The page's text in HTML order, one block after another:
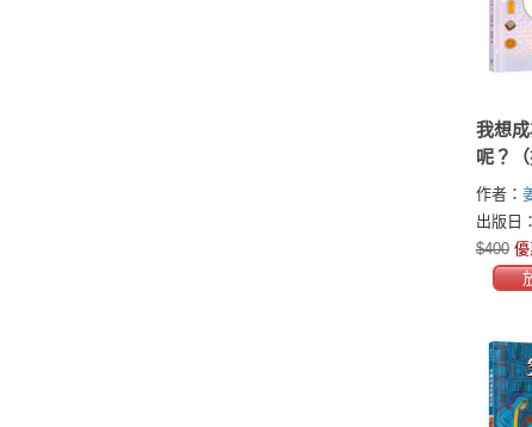
我想
呢？
抱多元
本）
作者：
出版日
$400